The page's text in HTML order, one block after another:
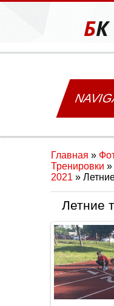
Главная »
Тренировки »
2021 »
Летние